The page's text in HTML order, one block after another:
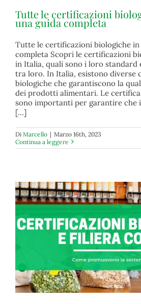
Tutte le certificazioni biologiche
completa
biologico
Tutte le certificazioni
una guida completa
Tutte le certificazioni biologiche in
completa Scopri le certificazioni
in Italia, quali sono i loro standard
tra loro. In Italia, esistono diverse
biologiche che garantiscono la
dei prodotti alimentari. Le
sono importanti per garantire
[...]
Di Marcello | Marzo 16th, 2023
Continua a leggere